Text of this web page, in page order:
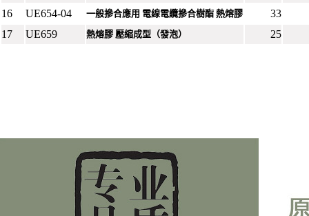
16
UE654-04 一般摻合應用 電線電纜摻合樹酯 熱熔膠
33
17
UE659 熱熔膠 壓縮成型（發泡） 25